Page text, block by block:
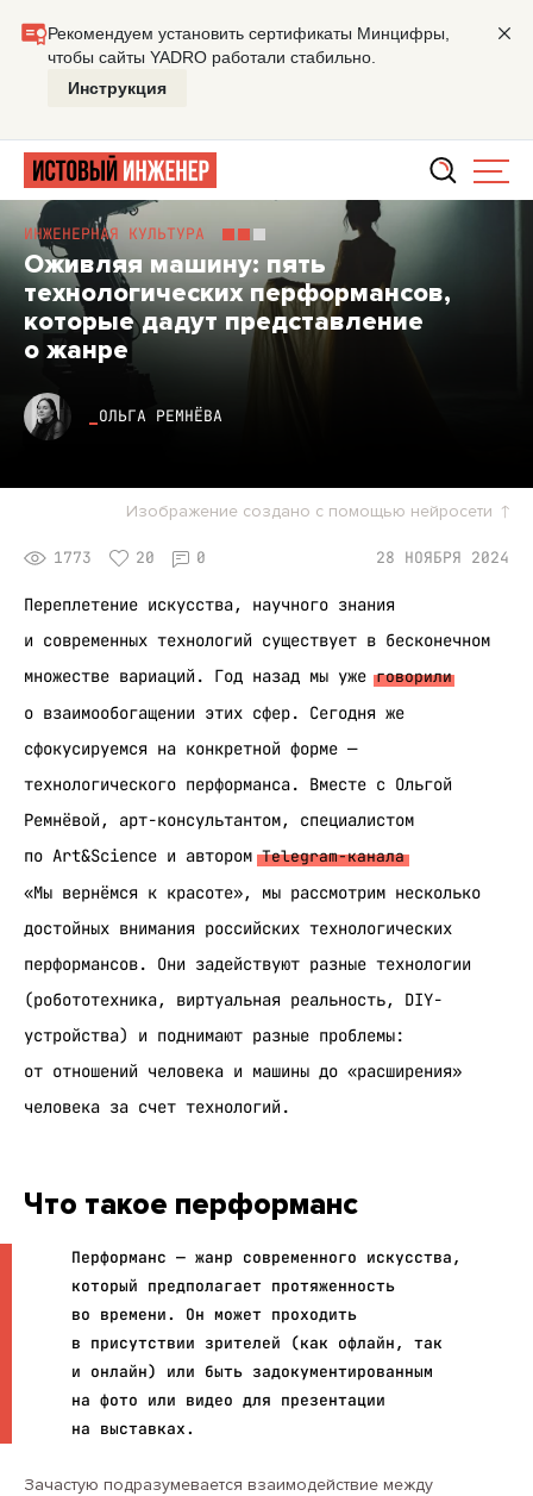
Главная Склад ума
ИНЖЕНЕРНАЯ КУЛЬТУРА
Оживляя машину: пять
технологических перформансов,
которые дадут представление
о жанре
ОЛЬГА РЕМНЁВА
Изображение создано с помощью нейросети
1773 20 0 28 НОЯБРЯ 2024
Переплетение искусства, научного знания
и современных технологий существует в бесконечном
множестве вариаций. Год назад мы ужеговорили
о взаимообогащении этих сфер. Сегодня же
сфокусируемся на конкретной форме —
технологического перформанса. Вместе с Ольгой
Ремнёвой, арт-консультантом, специалистом
по Art&Science и авторомTelegram-канала
«Мы вернёмся к красоте», мы рассмотрим несколько
достойных внимания российских технологических
перформансов. Они задействуют разные технологии
(робототехника, виртуальная реальность, DIY-
устройства) и поднимают разные проблемы:
от отношений человека и машины до «расширения»
человека за счет технологий.
Что такое перформанс
Перформанс — жанр современного искусства,
который предполагает протяженность
во времени. Он может проходить
в присутствии зрителей (как офлайн, так
и онлайн) или быть задокументированным
на фото или видео для презентации
на выставках.
Зачастую подразумевается взаимодействие между